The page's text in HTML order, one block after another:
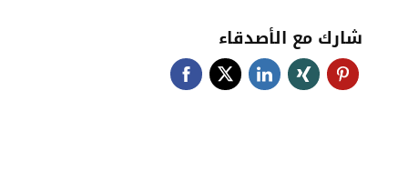
شارك مع الأصدقاء